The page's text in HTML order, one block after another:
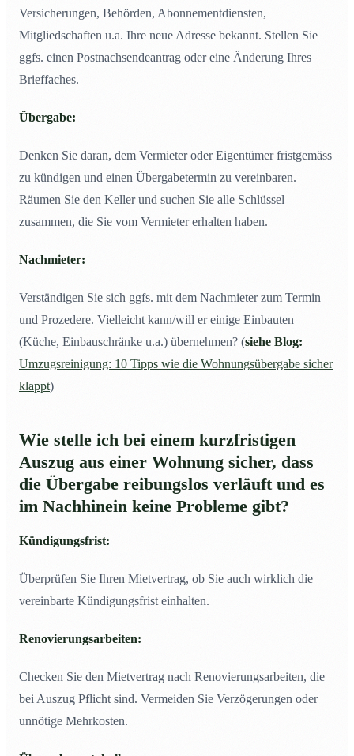
Versicherungen, Behörden, Abonnementdiensten,
Mitgliedschaften u.a. Ihre neue Adresse bekannt. Stellen Sie
ggfs. einen Postnachsendeantrag oder eine Änderung Ihres
Brieffaches.
Übergabe:
Denken Sie daran, dem Vermieter oder Eigentümer fristgemäss
zu kündigen und einen Übergabetermin zu vereinbaren.
Räumen Sie den Keller und suchen Sie alle Schlüssel
zusammen, die Sie vom Vermieter erhalten haben.
Nachmieter:
Verständigen Sie sich ggfs. mit dem Nachmieter zum Termin
und Prozedere. Vielleicht kann/will er einige Einbauten
(Küche, Einbauschränke u.a.) übernehmen? (siehe Blog:
Umzugsreinigung: 10 Tipps wie die Wohnungsübergabe sicher
klappt)
Wie stelle ich bei einem kurzfristigen
Auszug aus einer Wohnung sicher, dass
die Übergabe reibungslos verläuft und es
im Nachhinein keine Probleme gibt?
Kündigungsfrist:
Überprüfen Sie Ihren Mietvertrag, ob Sie auch wirklich die
vereinbarte Kündigungsfrist einhalten.
Renovierungsarbeiten:
Checken Sie den Mietvertrag nach Renovierungsarbeiten, die
bei Auszug Pflicht sind. Vermeiden Sie Verzögerungen oder
unnötige Mehrkosten.